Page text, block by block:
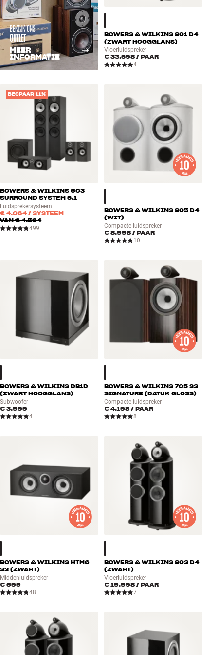
BEKIJK ONS
OUTLET
MEER
INFORMATIE
BOWERS & WILKINS 801 D4
(ZWART HOOGGLANS)
Vloerluidspreker
€ 33.598 / PAAR
4
BESPAAR 11%
BOWERS & WILKINS 603
SURROUND SYSTEM 5.1
Luidsprekersysteem
€ 4.064/ SYSTEEM
VAN€ 4.564
499
BOWERS & WILKINS 805 D4
(WIT)
Compacte luidspreker
€ 8.998 / PAAR
10
BOWERS & WILKINS DB1D
(ZWART HOOGGLANS)
Subwoofer
€ 3.999
4
BOWERS & WILKINS 705 S3
SIGNATURE (DATUK GLOSS)
Compacte luidspreker
€ 4.198 / PAAR
8
BOWERS & WILKINS HTM6
S3 (ZWART)
Middenluidspreker
€ 699
48
BOWERS & WILKINS 803 D4
(ZWART)
Vloerluidspreker
€ 19.998 / PAAR
7